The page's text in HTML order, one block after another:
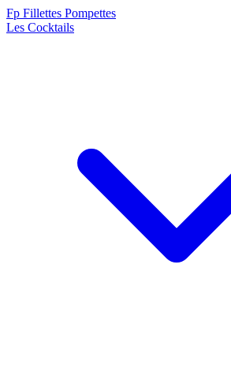
Fp Fillettes Pompettes
Les Cocktails